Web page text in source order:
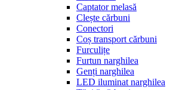
Captator melasă
Clește cărbuni
Conectori
Coș transport cărbuni
Furculițe
Furtun narghilea
Genți narghilea
LED iluminat narghilea